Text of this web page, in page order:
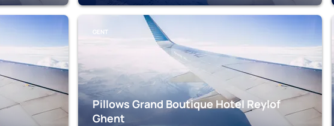
GENT
Pillows Grand Boutique Hotel Reylof
Ghent